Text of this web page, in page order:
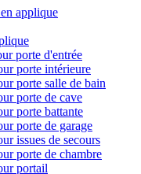
applique
porte d'entrée
porte intérieure
porte salle de bain
porte de cave
porte battante
porte de garage
issues de secours
porte de chambre
portail